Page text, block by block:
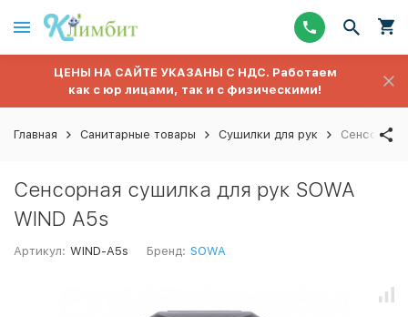
ЦЕНЫ НА САЙТЕ УКАЗАНЫ С НДС. Работаем
как с юр лицами, так и с физическими!
Главная Санитарные товары Сушилки для рук Сенсорная
Сенсорная сушилка для рук SOWA
WIND A5s
Артикул: WIND-A5s Бренд: SOWA